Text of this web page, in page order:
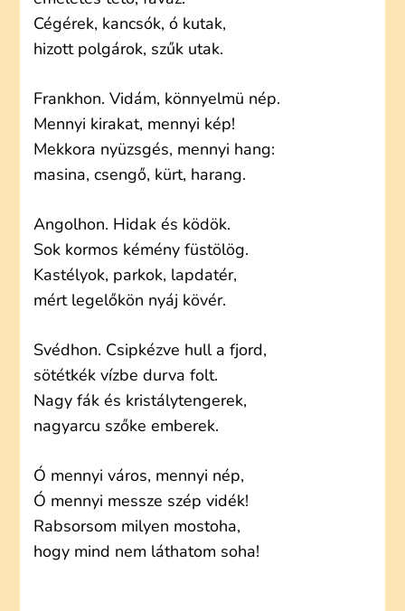
Cégérek, kancsók, ó kutak,
hizott polgárok, szűk utak.
Frankhon. Vidám, könnyelmü nép.
Mennyi kirakat, mennyi kép!
Mekkora nyüzsgés, mennyi hang:
masina, csengő, kürt, harang.
Angolhon. Hidak és ködök.
Sok kormos kémény füstölög.
Kastélyok, parkok, lapdatér,
mért legelőkön nyáj kövér.
Svédhon. Csipkézve hull a fjord,
sötétkék vízbe durva folt.
Nagy fák és kristálytengerek,
nagyarcu szőke emberek.
Ó mennyi város, mennyi nép,
Ó mennyi messze szép vidék!
Rabsorsom milyen mostoha,
hogy mind nem láthatom soha!